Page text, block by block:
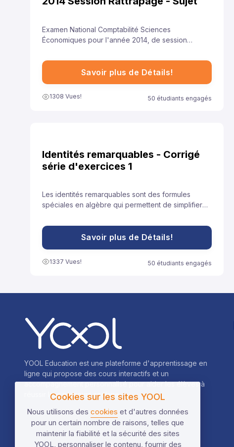
Examen National Comptabilité Sciences
Économiques pour l'année 2014, de session
pour les élèves de se familiariser avec le format de
l'examen et les types de questions attendues. Cela
leur permet de se préparer adéquatement et
Savoir plus de Détails!
1308 Vues! 50 étudiants engagés
Identités remarquables - Corrigé
série d'exercices 1
Les identités remarquables sont des formules
spéciales en algèbre qui permettent de simplifier
souvent utilisées pour développer des expressions
ou résoudre des équations plus facilement.
Savoir plus de Détails!
1337 Vues! 50 étudiants engagés
YOOL Education est une plateforme d'apprentissage en
ligne qui propose des cours interactifs et un
accompagnement personnalisé pour aider les élèves à
réussir leur parcours scolaire.
Cookies sur les sites YOOL
Nous utilisons des cookies et d'autres données
pour un certain nombre de raisons, telles que
maintenir la fiabilité et la sécurité des sites
YOOL, personnaliser le contenu, fournir des